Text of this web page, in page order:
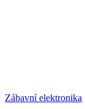
Zábavní elektronika